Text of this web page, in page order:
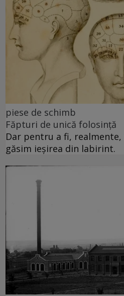
piese de schimb
Făpturi de unică folosință
Dar pentru a fi,
găsim ieșirea din labirint.